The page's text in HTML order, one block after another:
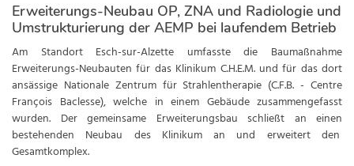
Erweiterungs-Neubau OP, ZNA und Radiologie und
Umstrukturierung der AEMP bei laufendem Betrieb
Am Standort Esch-sur-Alzette umfasste die Baumaßnahme
Erweiterungs-Neubauten für das Klinikum C.H.E.M. und für das dort
ansässige Nationale Zentrum für Strahlentherapie (C.F.B. - Centre
François Baclesse), welche in einem Gebäude zusammengefasst
wurden. Der gemeinsame Erweiterungsbau schließt an einen
bestehenden Neubau des Klinikum an und erweitert den
Gesamtkomplex.